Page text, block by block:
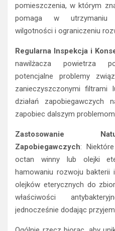
pomieszczenia, w którym
pomaga w utrzymaniu
wilgotności i ograniczeniu
Regularna Inspekcja i
nawilżacza powietrza
potencjalne problemy
zanieczyszczonymi filtrami
działań zapobiegawczych
zapobiec dalszym
Zastosowanie
Zapobiegawczych:
octan winny lub olejki
hamowaniu rozwoju bakterii
olejków eterycznych do
właściwości
jednocześnie dodając